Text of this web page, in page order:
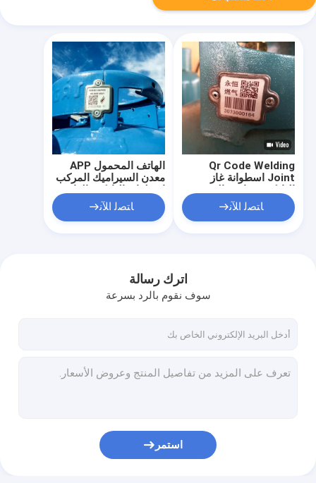
الهاتف المحمول APP
معدن السيراميك المركب
ﺎﺘﺼﻟ ﺍﻶﻧ
Qr Code Welding
Joint اسطوانة غاز
للحرارةﺎﺘﺼﻟ ﺍﻶﻧ
اترك رسالة
سوف نقوم بالرد بسرعة
استمر